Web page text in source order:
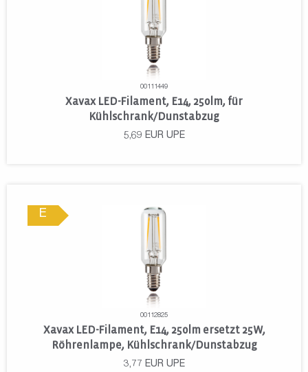
00111449
Xavax LED-Filament, E14, 250lm, für
Kühlschrank/Dunstabzug
5,69 EUR UPE
E
00112825
Xavax LED-Filament, E14, 250lm ersetzt 25W,
Röhrenlampe, Kühlschrank/Dunstabzug
3,77 EUR UPE